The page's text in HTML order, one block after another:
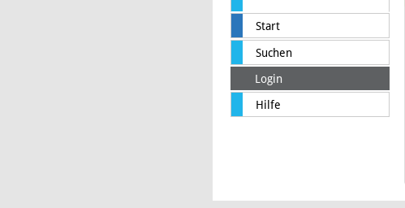
Start
Suchen
Login
Hilfe